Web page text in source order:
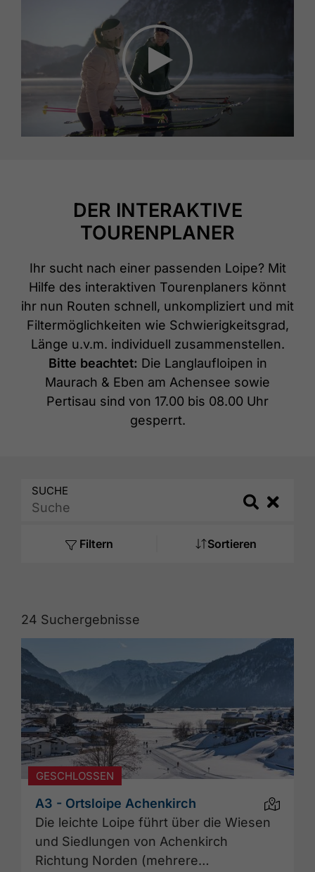
DER INTERAKTIVE
TOURENPLANER
Ihr sucht nach einer passenden Loipe? Mit
Hilfe des interaktiven Tourenplaners könnt
ihr nun Routen schnell, unkompliziert und mit
Filtermöglichkeiten wie Schwierigkeitsgrad,
Länge u.v.m. individuell zusammenstellen.
Bitte beachtet: Die Langlaufloipen in
Maurach & Eben am Achensee sowie
Pertisau sind von 17.00 bis 08.00 Uhr
gesperrt.
SUCHE
SearchSearch
Filtern Sortieren
24 Suchergebnisse
GESCHLOSSEN
A3 - Ortsloipe Achenkirch
Die leichte Loipe führt über die Wiesen
und Siedlungen von Achenkirch
Richtung Norden (mehrere…